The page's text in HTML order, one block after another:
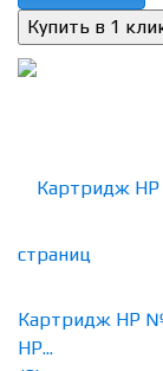
Картридж HP
HP...